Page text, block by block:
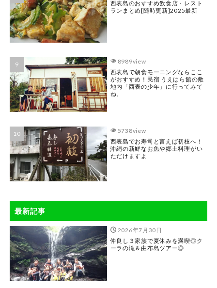
西表島のおすすめ飲食店・レスト
ランまとめ[随時更新]2025最新
8989view
西表島で朝食モーニングならここ
がおすすめ！民宿 うえはら館の敷
地内「西表の少年」に行ってみて
ね。
5738view
西表島でお寿司と言えば初枝へ！
沖縄の新鮮なお魚や郷土料理がい
ただけますよ
最新記事
2026年7月30日
仲良し３家族で夏休みを満喫◎ク
ーラの滝＆由布島ツアー◎